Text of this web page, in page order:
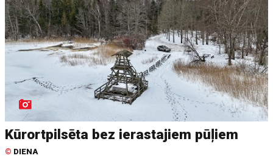
Kūrortpilsēta bez ierastajiem pūļiem
© DIENA